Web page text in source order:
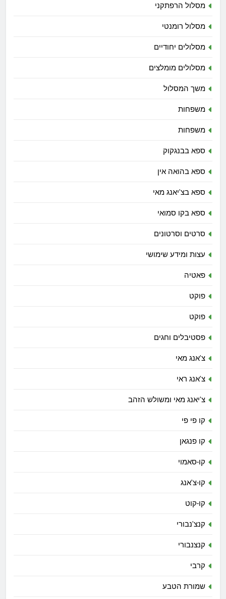
מסלול הרפתקני
מסלול רומנטי
מסלולים יחודיים
מסלולים מומלצים
משך המסלול
משפחות
משפחות
ספא בבנגקוק
ספא בהואה אין
ספא בצ'יאנג מאי
ספא בקו סמואי
סרטים וסרטונים
עצות ומידע שימושי
פאטיה
פוקט
פוקט
פסטיבלים וחגים
צ'אנג מאי
צ'אנג ראי
צ'יאנג מאי ומשולש הזהב
קו פי פי
קו פנגאן
קו-סאמוי
קו-צ'אנג
קו-קוט
קנצ'נבורי
קנצנבורי
קרבי
שמורת הטבע